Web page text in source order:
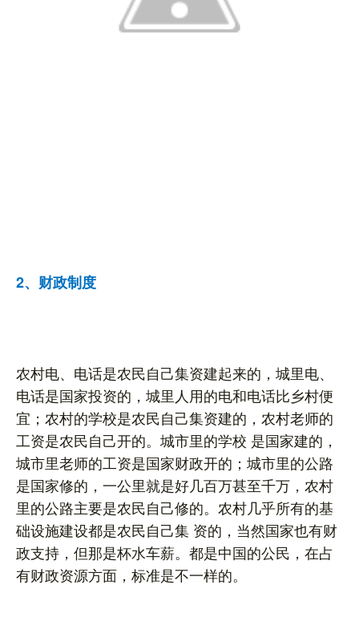
2、财政制度
农村电、电话是农民自己集资建起来的，城里电、
电话是国家投资的，城里人用的电和电话比乡村便
宜；农村的学校是农民自己集资建的，农村老师的
工资是农民自己开的。城市里的学校 是国家建的，
城市里老师的工资是国家财政开的；城市里的公路
是国家修的，一公里就是好几百万甚至千万，农村
里的公路主要是农民自己修的。农村几乎所有的基
础设施建设都是农民自己集 资的，当然国家也有财
政支持，但那是杯水车薪。都是中国的公民，在占
有财政资源方面，标准是不一样的。